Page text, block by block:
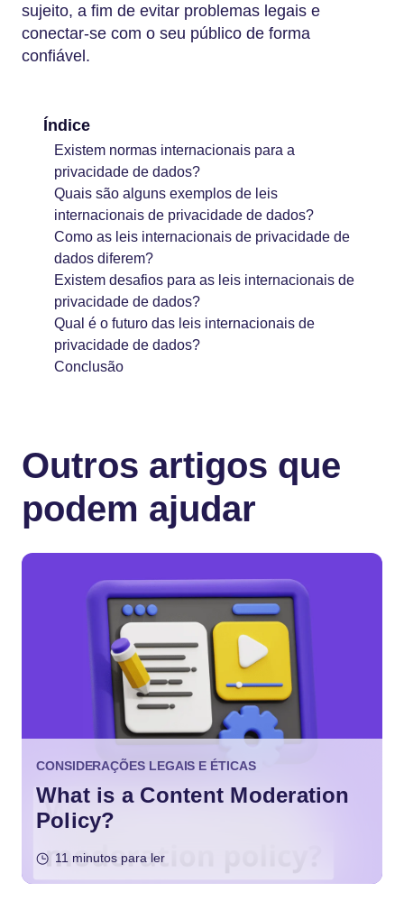
sujeito, a fim de evitar problemas legais e
conectar-se com o seu público de forma
confiável.
Índice
Existem normas internacionais para a
privacidade de dados?
Quais são alguns exemplos de leis
internacionais de privacidade de dados?
Como as leis internacionais de privacidade de
dados diferem?
Existem desafios para as leis internacionais de
privacidade de dados?
Qual é o futuro das leis internacionais de
privacidade de dados?
Conclusão
Outros artigos que
podem ajudar
CONSIDERAÇÕES LEGAIS E ÉTICAS
What is a Content Moderation
Policy?
11 minutos para ler